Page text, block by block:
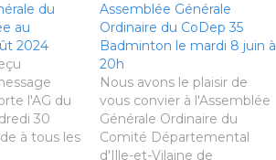
du
au
2024
l'AG du
30
à tous les
d'ici
Assemblée Générale
Ordinaire du CoDep 35
Badminton le mardi 8 juin à
20h
Nous avons le plaisir de
vous convier à l'Assemblée
Générale Ordinaire du
Comité Départemental
d'Ille-et-Vilaine de